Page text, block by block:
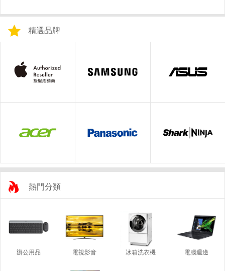
精選品牌
熱門分類
辦公用品 電視影音 冰箱洗衣機 電腦週邊